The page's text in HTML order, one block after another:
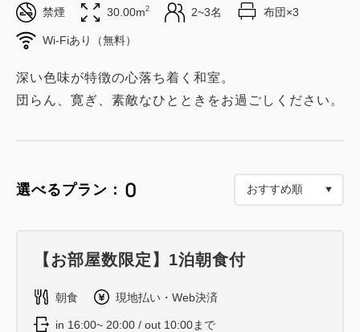
禁煙 30.00m2 2~3名 布団×3
Wi-Fiあり（無料）
深い色味が特徴の心落ち着く和室。
選べるプラン： 0
【お部屋数限定】1泊朝食付
朝食 現地払い・Web決済
in 16:00~ 20:00 / out 10:00まで